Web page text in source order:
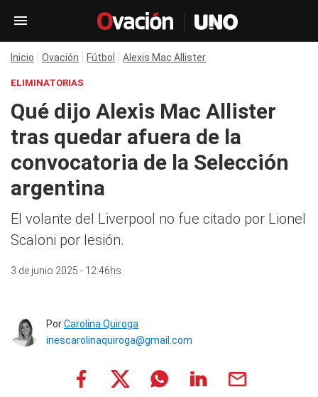
Inicio Ovación Fútbol Alexis Mac Allister
ELIMINATORIAS
Qué dijo Alexis Mac Allister
tras quedar afuera de la
convocatoria de la Selección
argentina
El volante del Liverpool no fue citado por Lionel
Scaloni por lesión.
3 de junio 2025 - 12:46hs
PorCarolina Quiroga
inescarolinaquiroga@gmail.com